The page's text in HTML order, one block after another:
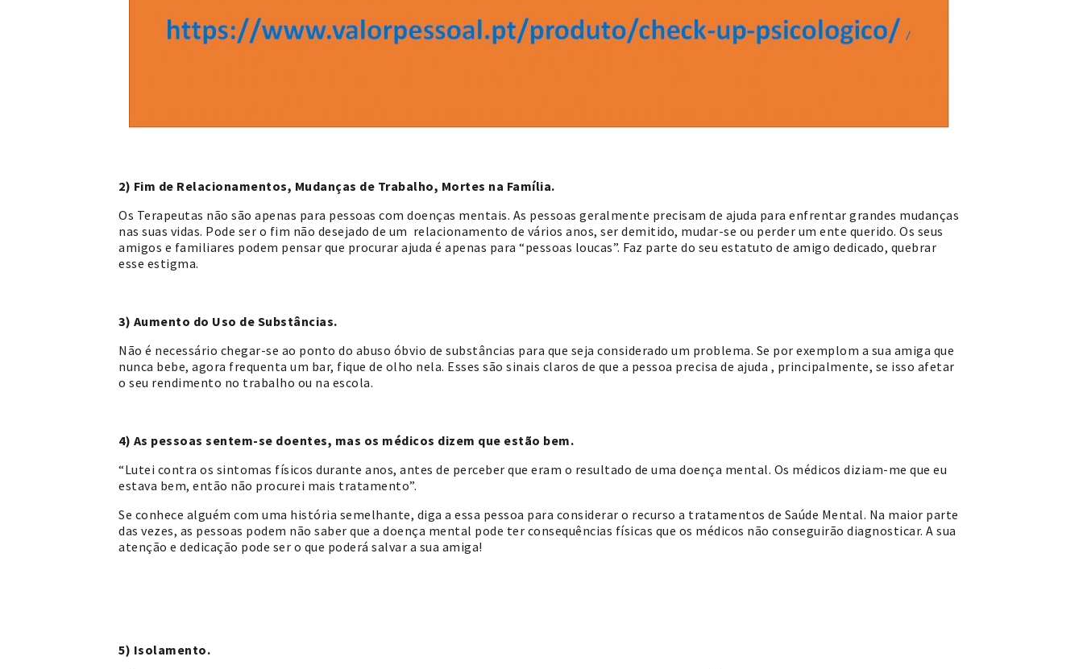
2) Fim de Relacionamentos, Mudanças de Trabalho, Mortes na Família.
Os Terapeutas não são apenas para pessoas com doenças mentais. As pessoas geralmente precisam de ajuda para enfrentar grandes mudanças
nas suas vidas. Pode ser o fim não desejado de um relacionamento de vários anos, ser demitido, mudar-se ou perder um ente querido. Os seus
amigos e familiares podem pensar que procurar ajuda é apenas para “pessoas loucas”. Faz parte do seu estatuto de amigo dedicado, quebrar
esse estigma.
3) Aumento do Uso de Substâncias.
Não é necessário chegar-se ao ponto do abuso óbvio de substâncias para que seja considerado um problema. Se por exemplom a sua amiga que
nunca bebe, agora frequenta um bar, fique de olho nela. Esses são sinais claros de que a pessoa precisa de ajuda , principalmente, se isso afetar
o seu rendimento no trabalho ou na escola.
4) As pessoas sentem-se doentes, mas os médicos dizem que estão bem.
“Lutei contra os sintomas físicos durante anos, antes de perceber que eram o resultado de uma doença mental. Os médicos diziam-me que eu
estava bem, então não procurei mais tratamento”.
Se conhece alguém com uma história semelhante, diga a essa pessoa para considerar o recurso a tratamentos de Saúde Mental. Na maior parte
das vezes, as pessoas podem não saber que a doença mental pode ter consequências físicas que os médicos não conseguirão diagnosticar. A sua
atenção e dedicação pode ser o que poderá salvar a sua amiga!
5) Isolamento.